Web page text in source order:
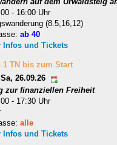
- 16:00 Uhr
(8.5,16,12)
ab 40
Infos und Tickets
1 TN bis zum Start
26.09.26
zur finanziellen Freiheit
- 17:30 Uhr
alle
Infos und Tickets